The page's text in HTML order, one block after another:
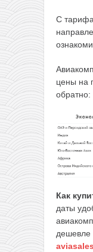
С
цены на
обратно:
Как
даты
дешевле